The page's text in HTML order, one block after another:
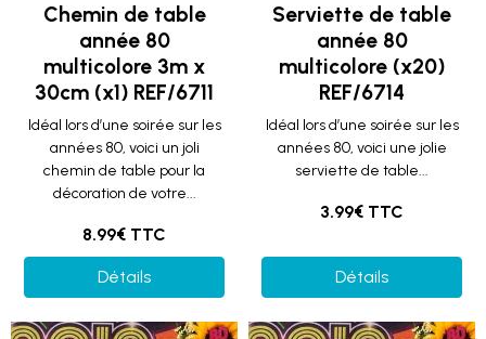
Chemin de table
année 80
multicolore 3m x
30cm (x1) REF/6711
Idéal lors d’une soirée sur les
années 80, voici un joli
chemin de table pour la
décoration de votre...
8.99€ TTC
Détails
Serviette de table
année 80
multicolore (x20)
REF/6714
Idéal lors d’une soirée sur les
années 80, voici une jolie
serviette de table...
3.99€ TTC
Détails